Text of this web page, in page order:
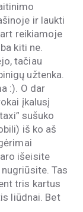
ir laukti
reikiamoje
kiti ne.
tačiau
užtenka.
:). O dar
įkalusį
sušuko
iš ko aš
išeisite
Tas
tris kartus
liūdnai. Bet